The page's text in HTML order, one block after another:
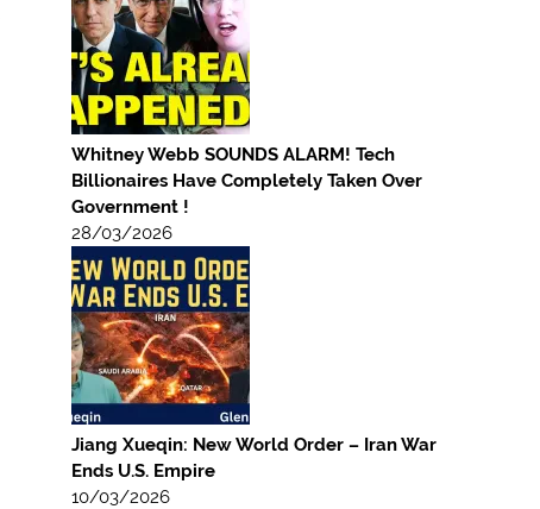
Whitney Webb SOUNDS ALARM! Tech
Billionaires Have Completely Taken Over
Government !
28/03/2026
Jiang Xueqin: New World Order – Iran War
Ends U.S. Empire
10/03/2026